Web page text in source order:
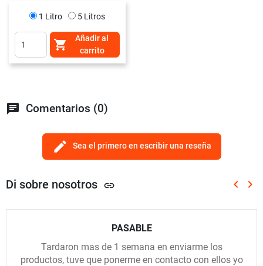
1 Litro 5 Litros

Añadir al
carrito
chat Comentarios (0)
edit Sea el primero en escribir una reseña
Di sobre nosotros link keyboard_arrow_left keyboard_arrow_right
PASABLE
Tardaron mas de 1 semana en enviarme los
productos, tuve que ponerme en contacto con ellos yo